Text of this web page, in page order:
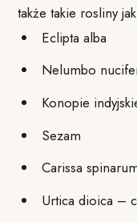
także takie rosliny
Eclipta alba
Nelumbo
Konopie
Sezam
Carissa
Urtica dioica –